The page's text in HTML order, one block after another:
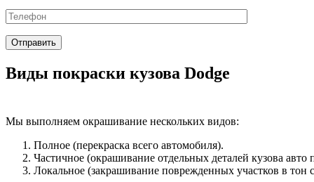
Виды покраски кузова Dodge
Мы выполняем окрашивание нескольких видов:
Полное (перекраска всего автомобиля).
Частичное (окрашивание отдельных деталей кузова авто
Локальное (закрашивание поврежденных участков в тон